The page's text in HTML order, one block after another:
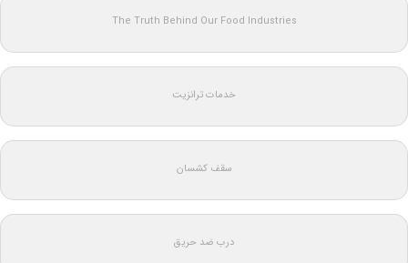
The Truth Behind Our Food Industries
خدمات ترانزیت
سقف کشسان
درب ضد حریق